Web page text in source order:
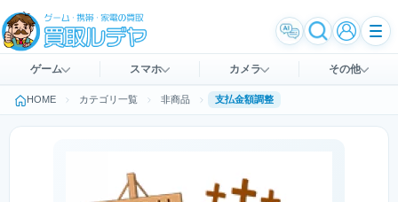
ゲーム スマホ カメラ その他
HOME カテゴリ一覧 非商品 支払金額調整